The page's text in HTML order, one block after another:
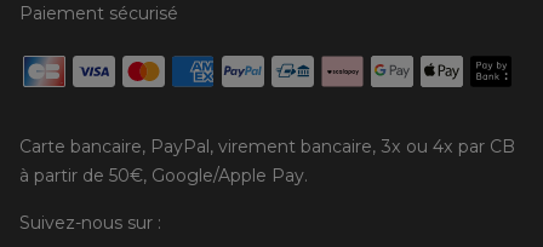
Paiement sécurisé
Carte bancaire, PayPal, virement bancaire, 3x ou 4x par CB
à partir de 50€, Google/Apple Pay.
Suivez-nous sur :